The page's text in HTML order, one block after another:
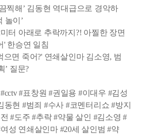
찍해’ 김동현 역대급으로 경악하
놀이’
터 아래로 추락까지?! 아찔한 장면
' 한승연 일침
면 죽어?' 연쇄살인마 김소영, 범
’ 질문?
#표창원 #권일용 #이대우 #김성
동현 #범죄 #수사 #코멘터리쇼 #방지
#도주 #추락 #약물 살인 #김소영 #
성 연쇄살인마 #20세 살인범 #약